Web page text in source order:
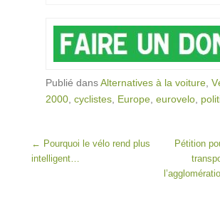
Publié dansAlternatives à la voiture,
2000, cyclistes, Europe, eurovelo,
Post navigation
← Pourquoi le vélo rend plus
intelligent…
Pétition